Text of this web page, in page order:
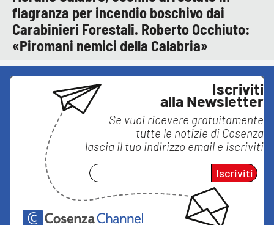
flagranza per incendio boschivo dai
Carabinieri Forestali. Roberto Occhiuto:
«Piromani nemici della Calabria»
Iscriviti
alla Newsletter
Se vuoi ricevere gratuitamente
tutte le notizie di Cosenza
lascia il tuo indirizzo email e iscriviti
Iscriviti